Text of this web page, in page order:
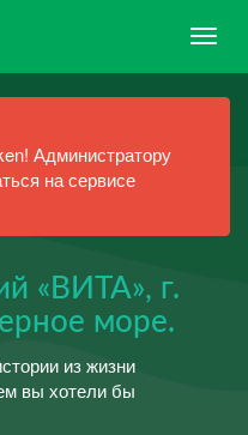
Администратору
на сервисе
«ВИТА», г.
море.
из жизни
вы хотели бы